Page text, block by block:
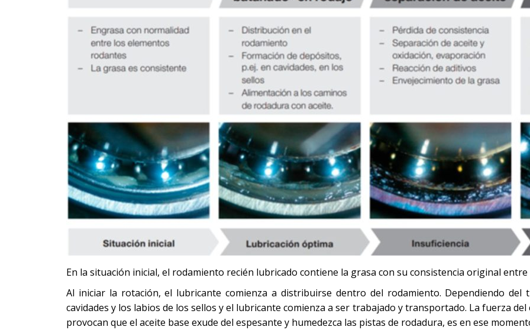
En la situación inicial, el rodamiento recién lubricado contiene la grasa con su consistencia original
Al iniciar la rotación, el lubricante comienza a distribuirse dentro del rodamiento. Dependiendo
cavidades y los labios de los sellos y el lubricante comienza a ser trabajado y transportado. La fuerza
provocan que el aceite base exude del espesante y humedezca las pistas de rodadura, es en ese